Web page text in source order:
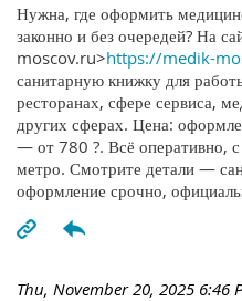
Нужна, где оформить
законно и без очередей? На
moscov.ru>https://medik-
санитарную книжку для
ресторанах, сфере сервиса,
других сферах. Цена:
— от 780 ?. Всё оперативно, с
метро. Смотрите детали —
оформление срочно,
Thu, November 20, 2025 6:46